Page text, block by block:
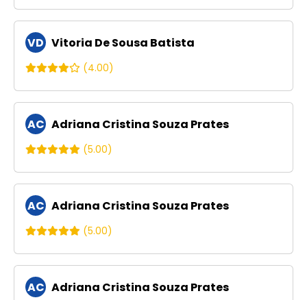
VD Vitoria De Sousa Batista
(4.00)
AC Adriana Cristina Souza Prates
(5.00)
AC Adriana Cristina Souza Prates
(5.00)
AC Adriana Cristina Souza Prates